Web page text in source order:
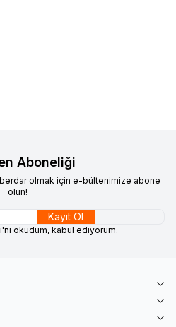
Aboneliği
olmak için e-bültenimize abone
olun!
Kayıt Ol
okudum, kabul ediyorum.